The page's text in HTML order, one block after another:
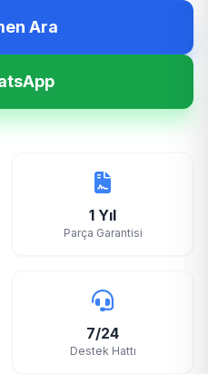
Ara
1 Yıl
Parça Garantisi
7/24
Destek Hattı